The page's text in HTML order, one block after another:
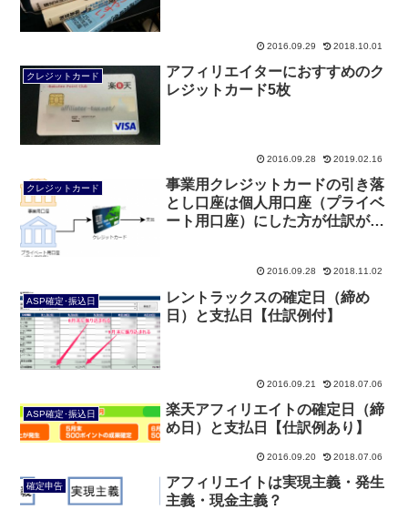
2016.09.29 2018.10.01
クレジットカード
アフィリエイターにおすすめのク
レジットカード5枚
2016.09.28 2019.02.16
クレジットカード
事業用クレジットカードの引き落
とし口座は個人用口座（プライベ
ート用口座）にした方が仕訳が楽
2016.09.28 2018.11.02
ASP確定･振込日
レントラックスの確定日（締め
日）と支払日【仕訳例付】
2016.09.21 2018.07.06
ASP確定･振込日
楽天アフィリエイトの確定日（締
め日）と支払日【仕訳例あり】
2016.09.20 2018.07.06
確定申告
アフィリエイトは実現主義・発生
主義・現金主義？